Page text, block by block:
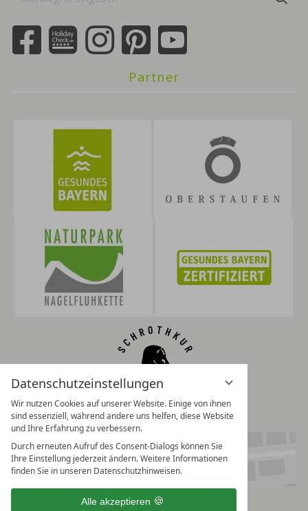
Datenschutzeinstellungen
Wir nutzen Cookies auf unserer Website. Einige von ihnen
sind essenziell, während andere uns helfen, diese Website
und Ihre Erfahrung zu verbessern.
Durch erneuten Aufruf des Consent-Dialogs können Sie
Ihre Einstellung jederzeit ändern. Weitere Informationen
finden Sie in unseren Datenschutzhinweisen.
Alle akzeptieren
Partner